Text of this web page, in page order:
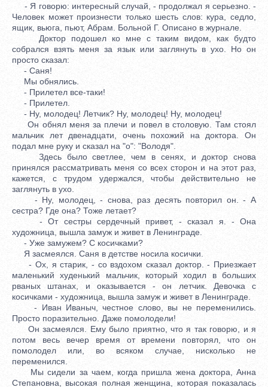
- Я говорю: интересный случай, - продолжал я серьезно. -
Человек может произнести только шесть слов: кура, седло,
ящик, вьюга, пьют, Абрам. Больной Г. Описано в журнале.
Доктор подошел ко мне с таким видом, как будто
собрался взять меня за язык или заглянуть в ухо. Но он
просто сказал:
- Саня!
Мы обнялись.
- Прилетел все-таки!
- Прилетел.
- Ну, молодец! Летчик? Ну, молодец! Ну, молодец!
Он обнял меня за плечи и повел в столовую. Там стоял
мальчик лет двенадцати, очень похожий на доктора. Он
подал мне руку и сказал на "о": "Володя".
Здесь было светлее, чем в сенях, и доктор снова
принялся рассматривать меня со всех сторон и на этот раз,
кажется, с трудом удержался, чтобы действительно не
заглянуть в ухо.
- Ну, молодец, - снова, раз десять повторил он. - А
сестра? Где она? Тоже летает?
- От сестры сердечный привет, - сказал я. - Она
художница, вышла замуж и живет в Ленинграде.
- Уже замужем? С косичками?
Я засмеялся. Саня в детстве носила косички.
- Ох, я старик, - со вздохом сказал доктор. - Приезжает
маленький худенький мальчик, который ходил в больших
рваных штанах, и оказывается - он летчик. Девочка с
косичками - художница, вышла замуж и живет в Ленинграде.
- Иван Иваныч, честное слово, вы не переменились.
Просто поразительно. Даже помолодели!
Он засмеялся. Ему было приятно, что я так говорю, и я
потом весь вечер время от времени повторял, что он
помолодел или, во всяком случае, нисколько не
переменился.
Мы сидели за чаем, когда пришла жена доктора, Анна
Степановна, высокая полная женщина, которая показалась